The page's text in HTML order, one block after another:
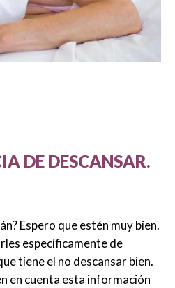
DE DESCANSAR.
Espero que estén muy bien.
específicamente de
tiene el no descansar bien.
en cuenta esta información